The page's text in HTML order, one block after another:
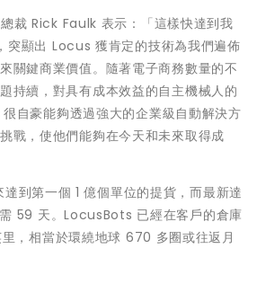
裁 Rick Faulk 表示：「這樣快達到我
突顯出 Locus 獲肯定的技術為我們遍佈
關鍵商業價值。隨著電子商務數量的不
持續，對具有成本效益的自主機械人的
自豪能夠透過強大的企業級自動解決方
戰，使他們能夠在今天和未來取得成
到第一個 1 億個單位的提貨，而最新達
59 天。LocusBots 已經在客戶的倉庫
，相當於環繞地球 670 多圈或往返月